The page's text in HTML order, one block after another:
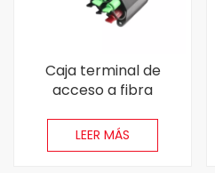
Caja terminal de
acceso a fibra
divisor de SC PLC
LEER MÁS